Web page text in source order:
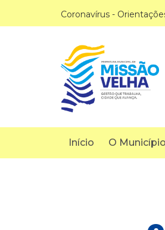
Coronavírus -
Início O Município